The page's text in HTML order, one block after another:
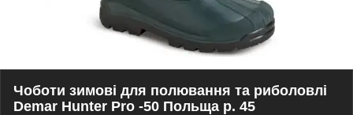
Чоботи зимові для полювання та риболовлі
Demar Hunter Pro -50 Польща р. 45